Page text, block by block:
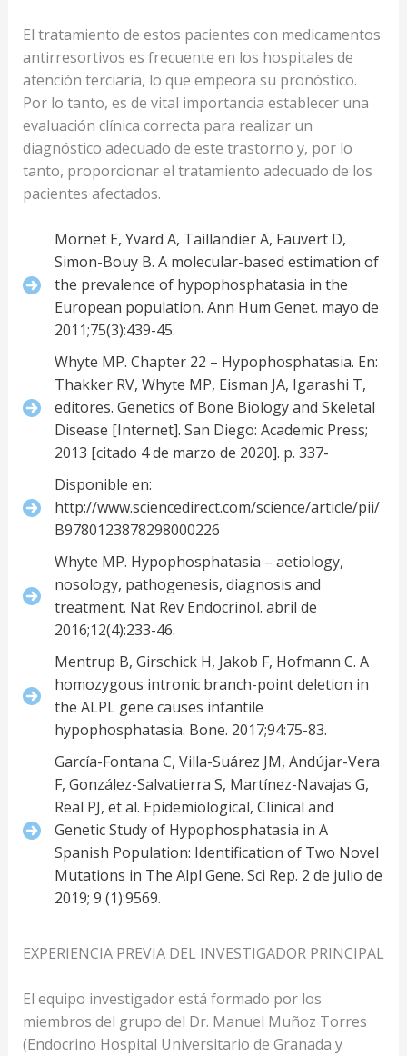
El tratamiento de estos pacientes con medicamentos
antirresortivos es frecuente en los hospitales de
atención terciaria, lo que empeora su pronóstico.
Por lo tanto, es de vital importancia establecer una
evaluación clínica correcta para realizar un
diagnóstico adecuado de este trastorno y, por lo
tanto, proporcionar el tratamiento adecuado de los
pacientes afectados.
Mornet E, Yvard A, Taillandier A, Fauvert D,
Simon-Bouy B. A molecular-based estimation of
the prevalence of hypophosphatasia in the
European population. Ann Hum Genet. mayo de
2011;75(3):439-45.
Whyte MP. Chapter 22 – Hypophosphatasia. En:
Thakker RV, Whyte MP, Eisman JA, Igarashi T,
editores. Genetics of Bone Biology and Skeletal
Disease [Internet]. San Diego: Academic Press;
2013 [citado 4 de marzo de 2020]. p. 337-
Disponible en:
http://www.sciencedirect.com/science/article/pii/
B9780123878298000226
Whyte MP. Hypophosphatasia – aetiology,
nosology, pathogenesis, diagnosis and
treatment. Nat Rev Endocrinol. abril de
2016;12(4):233-46.
Mentrup B, Girschick H, Jakob F, Hofmann C. A
homozygous intronic branch-point deletion in
the ALPL gene causes infantile
hypophosphatasia. Bone. 2017;94:75-83.
García-Fontana C, Villa-Suárez JM, Andújar-Vera
F, González-Salvatierra S, Martínez-Navajas G,
Real PJ, et al. Epidemiological, Clinical and
Genetic Study of Hypophosphatasia in A
Spanish Population: Identification of Two Novel
Mutations in The Alpl Gene. Sci Rep. 2 de julio de
2019; 9 (1):9569.
EXPERIENCIA PREVIA DEL INVESTIGADOR PRINCIPAL
El equipo investigador está formado por los
miembros del grupo del Dr. Manuel Muñoz Torres
(Endocrino Hospital Universitario de Granada y